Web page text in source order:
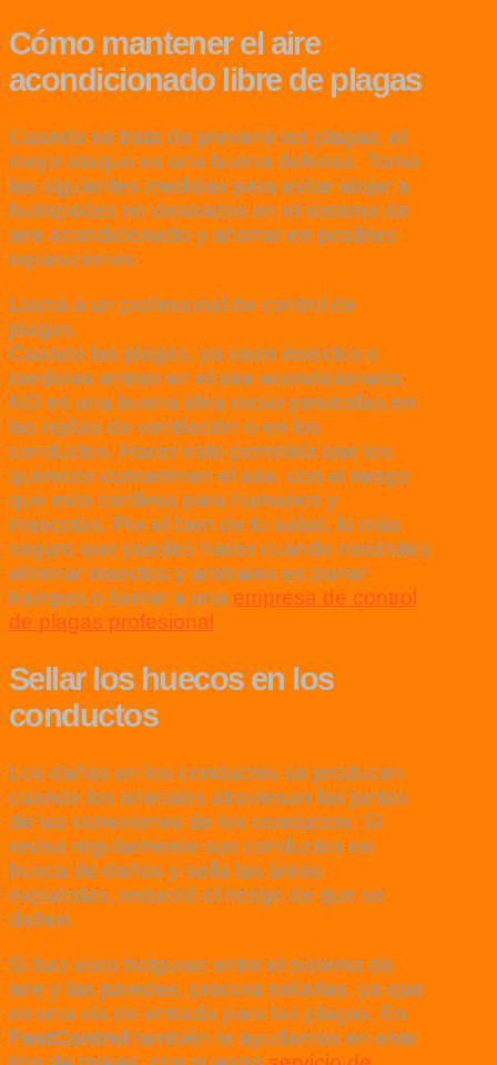
Cómo mantener el aire
acondicionado libre de plagas
Cuando se trata de prevenir las plagas, el
mejor ataque es una buena defensa. Toma
las siguientes medidas para evitar alojar a
huéspedes no deseados en el sistema de
aire acondicionado y ahorrar en posibles
reparaciones.
Llama a un profesional de control de
plagas.
Cuando las plagas, ya sean insectos o
roedores entran en el aire acondicionado,
NO es una buena idea rociar pesticidas en
las rejillas de ventilación o en los
conductos. Hacer esto permitiría que los
químicos contaminen el aire, con el riesgo
que esto conlleva para humanos y
mascotas. Por el bien de tu salud, lo más
seguro que puedes hacer cuando necesites
eliminar insectos y animales es poner
trampas o llamar a una empresa de control
de plagas profesional .
Sellar los huecos en los
conductos
Los daños en los conductos se producen
cuando los animales atraviesan las juntas
de las conexiones de los conductos. Si
revisa regularmente sus conductos en
busca de daños y sella las áreas
expuestas, reducirá el riesgo de que se
dañen.
Si has visto holguras entre el sistema de
aire y las paredes, procura sellarlas, ya que
es una vía de entrada para las plagas. En
FastControl también te ayudamos en este